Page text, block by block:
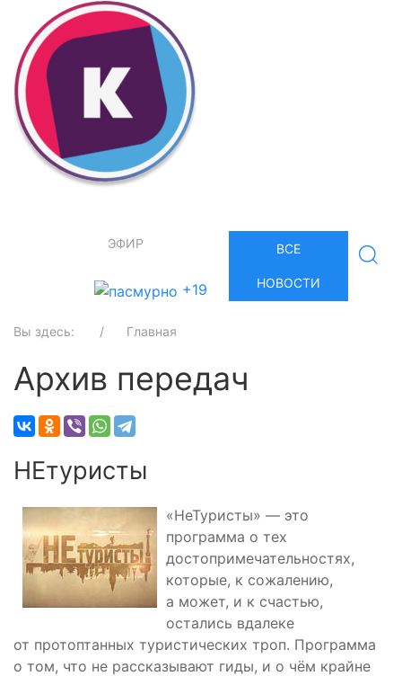
ЭФИР
+19
ВСЕ
НОВОСТИ
Вы здесь: Главная
Архив передач
НЕтуристы
«НеТуристы» — это
программа о тех
достопримечательностях,
которые, к сожалению,
а может, и к счастью,
остались вдалеке
от протоптанных туристических троп. Программа
о том, что не рассказывают гиды, и о чём крайне